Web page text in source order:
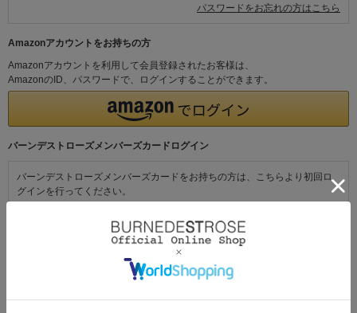
パスワードをお忘れの方はこちら
Amazonアカウントをお持ちの方
Amazonアカウントを利用して会員登録されたお客様は、
AmazonのID、パスワードで、ログインすることができます。
バーンデストローズメンバーズカードログイン
バーンデストローズメンバーズカードをお持ちの方は、こちらより初回ロ
グインを行ってください。
初めてご利用の方・会員以外の方
初めてご利用のお客様は、こちらから会員登録を行ってください。